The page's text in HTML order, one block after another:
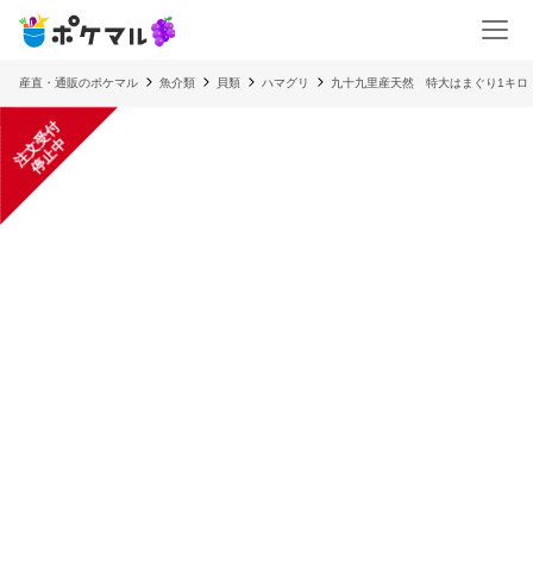
産直・通販のポケマル 魚介類 貝類 ハマグリ 九十九里産天然 特大はまぐり1キロ
注
文
受
付
停
止
中